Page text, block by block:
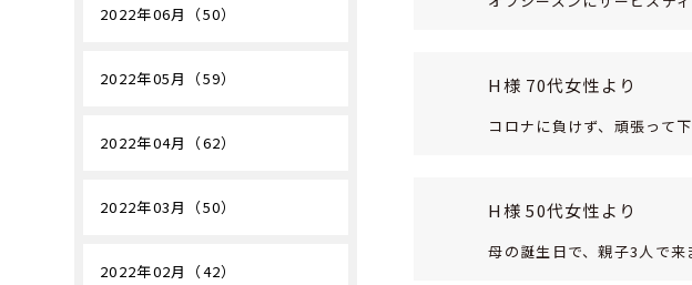
H様 70代女性より
コロナに負けず、頑張って
H様 50代女性より
母の誕生日で、親子3人で
2022年06月（50）
2022年05月（59）
2022年04月（62）
2022年03月（50）
2022年02月（42）